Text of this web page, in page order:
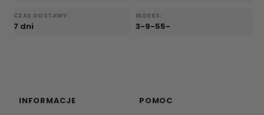
CZAS DOSTAWY:
7 dni
INDEKS:
3-9-55-
INFORMACJE
POMOC